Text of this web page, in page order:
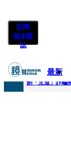
訂閱
紙本雜
誌
最新
快訊
創「互道」詐騙